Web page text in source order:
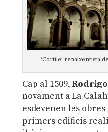
‘Cortile’ renaixentista
Cap al 1509,
novament a La
esdevenen les
primers edificis